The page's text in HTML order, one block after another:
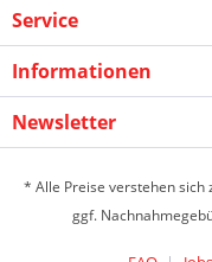
Service
Informationen
Newsletter
* Alle Preise verstehen
ggf.